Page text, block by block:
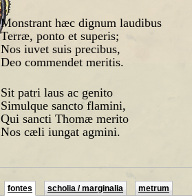
Monstrant hæc dignum laudibus
Terræ, ponto et superis;
Nos iuvet suis precibus,
Deo commendet meritis.
Sit patri laus ac genito
Simulque sancto flamini,
Qui sancti Thomæ merito
Nos cæli iungat agmini.
fontes scholia / marginalia metrum